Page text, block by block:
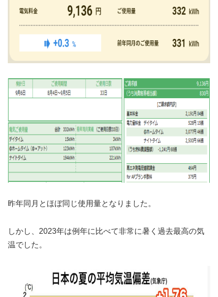
昨年同月とほぼ同じ使用量となりました。
しかし、2023年は例年に比べて非常に暑く過去最高の気
温でした。